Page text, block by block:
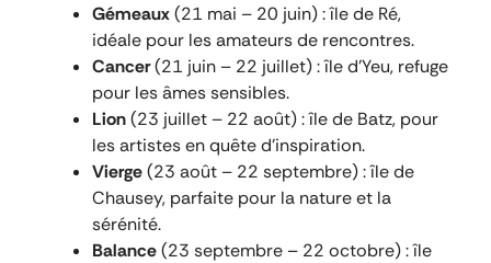
Gémeaux(21 mai – 20 juin) : île de Ré,
idéale pour les amateurs de rencontres.
Cancer(21 juin – 22 juillet) : île d’Yeu, refuge
pour les âmes sensibles.
Lion(23 juillet – 22 août) : île de Batz, pour
les artistes en quête d’inspiration.
Vierge(23 août – 22 septembre) : île de
Chausey, parfaite pour la nature et la
sérénité.
Balance(23 septembre – 22 octobre) : île